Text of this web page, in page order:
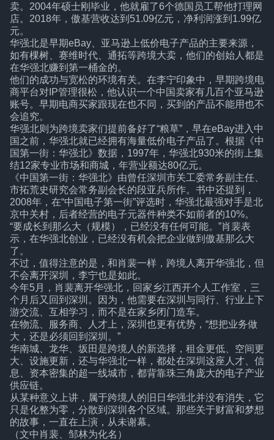
卖。2004年硕士刚毕业，他就雇了6个德国员工帮他打理网
店。2018年，傲基营收达到51.09亿元，净利润涨到1.99亿
元。
华强北是早期eBay、亚马逊上低价电子产品的主要来源，
如有棵树、赛维时代、通拓等跨境大卖，他们的创始人都是
在华强北赚到第一桶金的。
他们的成功与宽松的环境有关。在李宁印象中，早期跨境电
商平台对IP管理很松，他认识一个中国卖家有几百个亚马逊
账号。早期电商买家跟现在也不同，买到的产品不能用也不
会追究。
华强北则为跨境卖家们提前备好了“粮草”，早在eBay进入中
国之前，华强北就已经拥有海量低价电子产品了。根据《中
国第一街：华强北》数据，1997年，华强北930米的街上集
结12家专业市场和商城，年营业额达80亿元。
《中国第一街：华强北》由曾任深圳市关工委常务副主任、
市拓荒史研究会常务副会长的段亚兵所作。书中还提到，
2008年，在“中国电子第一街”评选时，华强北最强对手是北
京中关村，后者经营的电子元器件种类不如前者的10%。
“要成长到那么大（规模），已经没有任何可能。”肖裴表
示，在华强北创业，已经没有机会把企业做到傲基那么大
了。
不过，值得注意的是，和肖裴一样，跨境人离开华强北，但
不会离开深圳，李宁也是如此。
今年5月，肖裴离开华强北，回家乡江西开个人工作室，三
个月后又回到深圳。因为，他需要在深圳与同行、行业上下
游交流、互相学习，而不是在家乡闭门造车。
在物流、服务商、人才上，深圳也更有优势，“想把业务做
大，还是必须回到深圳。”
华南城、龙华、坂田是跨境人的新选择，租金更低、空间更
大、设施更新，还与华强北一样，都处在深圳这座人才、信
息、资本密集的超一线城市，都背靠珠三角庞大的电子产业
供应链。
从某种意义上讲，属于跨境人的旧日华强北并没有消失，它
只是化整为零，分散到深圳各个区域。那些关于财富和梦想
的故事，一直在上演，从未谢幕。
（文中肖裴、邹林为化名）